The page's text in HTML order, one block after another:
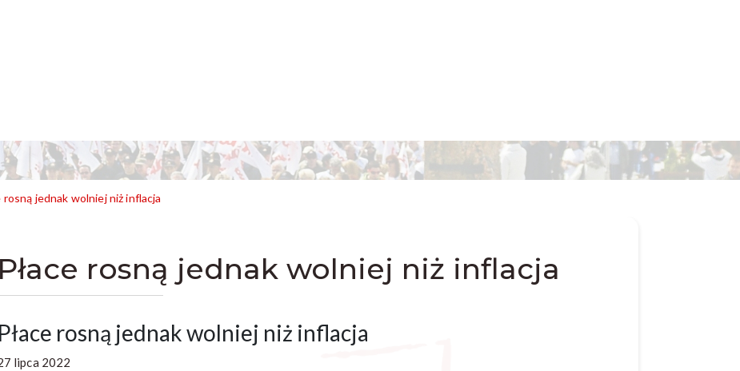
rosną jednak wolniej niż inflacja
Płace rosną jednak wolniej niż inflacja
Płace rosną jednak wolniej niż inflacja
lipca 2022